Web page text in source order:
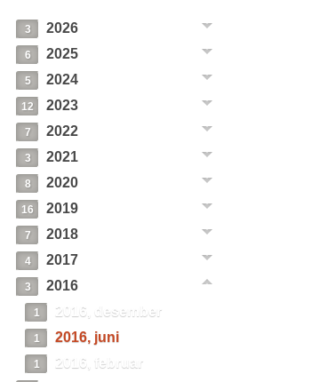
3 2026
6 2025
5 2024
12 2023
7 2022
3 2021
8 2020
16 2019
7 2018
4 2017
3 2016
1 2016, desember
1 2016, juni
1
2016, februar